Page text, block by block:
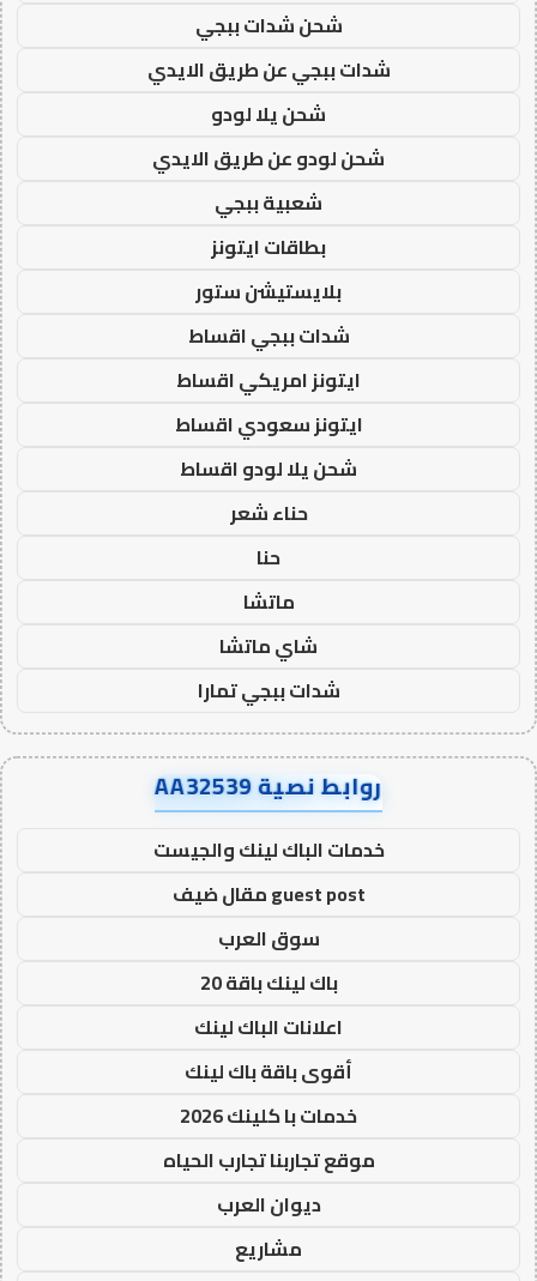
شحن شدات ببجي
شدات ببجي عن طريق الايدي
شحن يلا لودو
شحن لودو عن طريق الايدي
شعبية ببجي
بطاقات ايتونز
بلايستيشن ستور
شدات ببجي اقساط
ايتونز امريكي اقساط
ايتونز سعودي اقساط
شحن يلا لودو اقساط
حناء شعر
حنا
ماتشا
شاي ماتشا
شدات ببجي تمارا
روابط نصية AA32539
خدمات الباك لينك والجيست
guest post مقال ضيف
سوق العرب
باك لينك باقة 20
اعلانات الباك لينك
أقوى باقة باك لينك
خدمات با كلينك 2026
موقع تجاربنا تجارب الحياه
ديوان العرب
مشاريع